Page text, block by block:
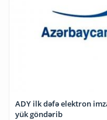
ADY ilk dəfə elektron
yük göndərib